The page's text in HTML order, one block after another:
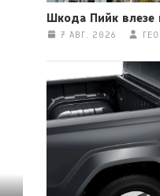
Шкода Пийк влезе
7 АВГ. 2026